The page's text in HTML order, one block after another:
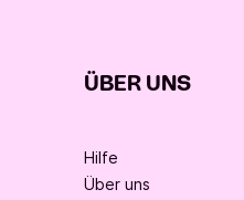
ÜBER UNS
Hilfe
Über uns